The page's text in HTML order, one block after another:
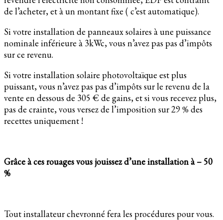
de l’acheter, et à un montant fixe ( c’est automatique).
Si votre installation de panneaux solaires à une puissance
nominale inférieure à 3kWc, vous n’avez pas pas d’impôts
sur ce revenu.
Si votre installation solaire photovoltaïque est plus
puissant, vous n’avez pas pas d’impôts sur le revenu de la
vente en dessous de 305 € de gains, et si vous recevez plus,
pas de crainte, vous versez de l’imposition sur 29 % des
recettes uniquement !
Grâce à ces rouages vous jouissez d’une installation à – 50
%
Tout installateur chevronné fera les procédures pour vous.